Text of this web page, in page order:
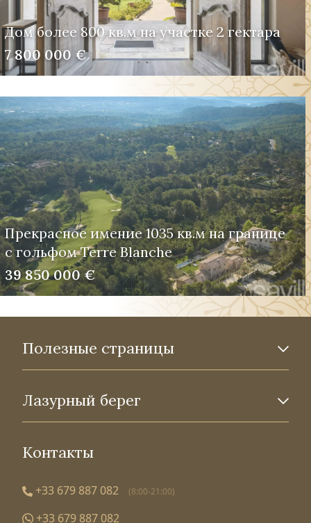
Дом более 800 кв.м на участке 2 гектара
7 800 000 €
Прекрасное имение 1035 кв.м на границе
с гольфом Terre Blanche
39 850 000 €
Полезные страницы
Лазурный берег
Контакты
+33 679 887 082 (8:00-21:00)
+33 679 887 082